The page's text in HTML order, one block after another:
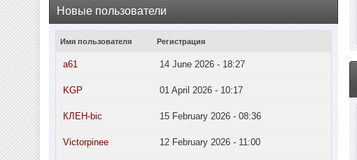
Новые пользователи
Имя пользователя Регистрация
a61 14 June 2026 - 18:27
KGP 01 April 2026 - 10:17
КЛЕН-bic 15 February 2026 - 08:36
Victorpinee 12 February 2026 - 11:00